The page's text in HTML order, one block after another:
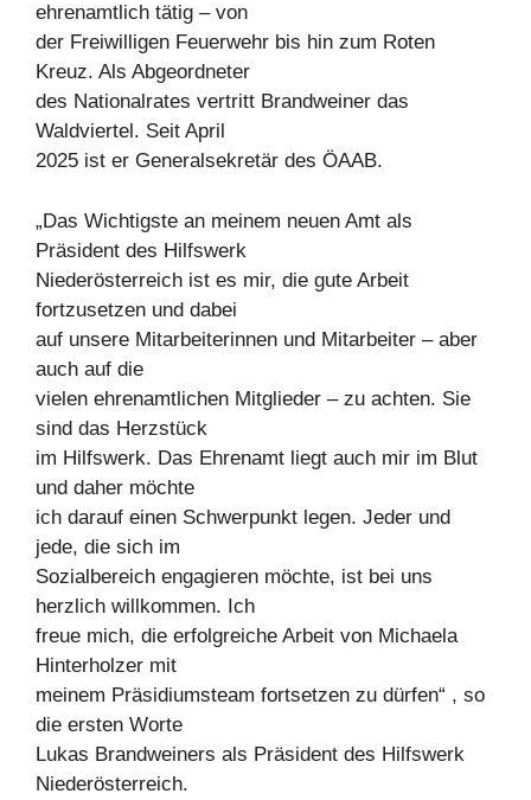
ehrenamtlich tätig – von
der Freiwilligen Feuerwehr bis hin zum Roten
Kreuz. Als Abgeordneter
des Nationalrates vertritt Brandweiner das
Waldviertel. Seit April
2025 ist er Generalsekretär des ÖAAB.
„Das Wichtigste an meinem neuen Amt als
Präsident des Hilfswerk
Niederösterreich ist es mir, die gute Arbeit
fortzusetzen und dabei
auf unsere Mitarbeiterinnen und Mitarbeiter – aber
auch auf die
vielen ehrenamtlichen Mitglieder – zu achten. Sie
sind das Herzstück
im Hilfswerk. Das Ehrenamt liegt auch mir im Blut
und daher möchte
ich darauf einen Schwerpunkt legen. Jeder und
jede, die sich im
Sozialbereich engagieren möchte, ist bei uns
herzlich willkommen. Ich
freue mich, die erfolgreiche Arbeit von Michaela
Hinterholzer mit
meinem Präsidiumsteam fortsetzen zu dürfen“ , so
die ersten Worte
Lukas Brandweiners als Präsident des Hilfswerk
Niederösterreich.